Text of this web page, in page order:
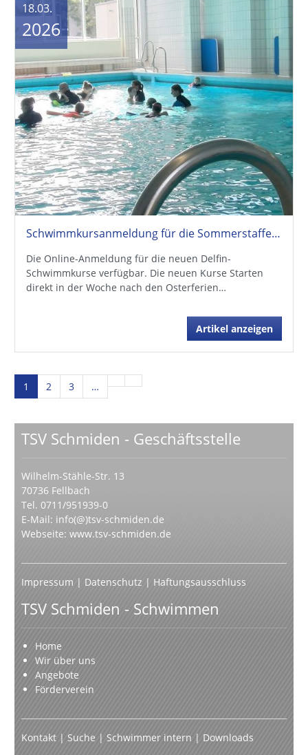
Schwimmkursanmeldung für die Sommerstaffel online!
Die Online-Anmeldung für die neuen Delfin-
Schwimmkurse verfügbar. Die neuen Kurse Starten
direkt in der Woche nach den Osterferien…
Artikel anzeigen
18.03.
2026
1 2 3 …
TSV Schmiden - Geschäftsstelle
Wilhelm-Stähle-Str. 13
70736 Fellbach
Tel. 0711/951939-0
E-Mail: info(@)tsv-schmiden.de
Webseite: www.tsv-schmiden.de
Impressum | Datenschutz | Haftungsausschluss
TSV Schmiden - Schwimmen
Home
Wir über uns
Angebote
Förderverein
Kontakt | Suche | Schwimmer intern | Downloads